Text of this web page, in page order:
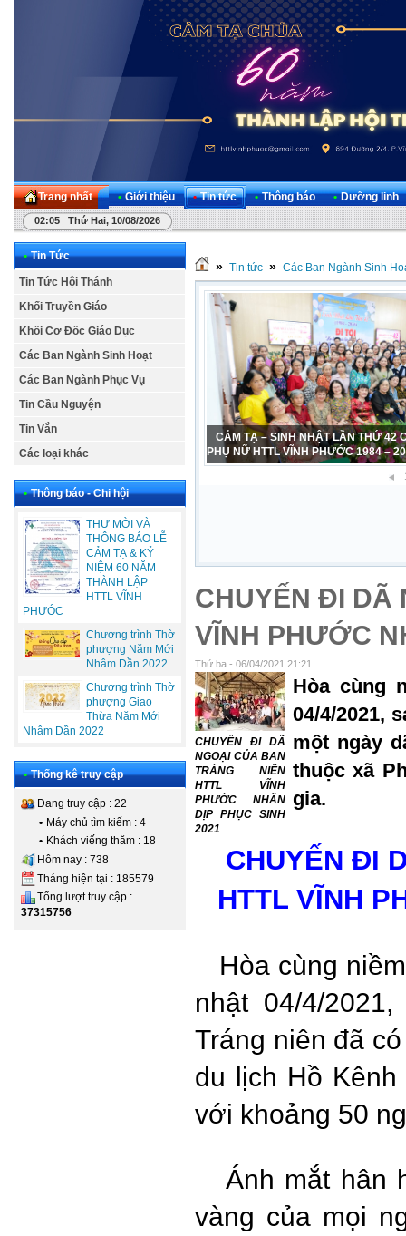
Trang nhất • Giới thiệu • Tin tức • Thông báo • Dưỡng linh
02:05 Thứ Hai, 10/08/2026
• Tin Tức
Tin Tức Hội Thánh
Khối Truyền Giáo
Khối Cơ Đốc Giáo Dục
Các Ban Ngành Sinh Hoạt
Các Ban Ngành Phục Vụ
Tin Cầu Nguyện
Tin Vắn
Các loại khác
• Thông báo - Chi hội
THƯ MỜI VÀ
THÔNG BÁO LỄ
CẢM TẠ & KỶ
NIỆM 60 NĂM
THÀNH LẬP
HTTL VĨNH
PHƯÓC
Chương trình Thờ
phượng Năm Mới
Nhâm Dần 2022
Chương trình Thờ
phượng Giao
Thừa Năm Mới
Nhâm Dần 2022
• Thống kê truy cập
Đang truy cập : 22
• Máy chủ tìm kiếm : 4
• Khách viếng thăm : 18
Hôm nay : 738
Tháng hiện tại : 185579
Tổng lượt truy cập :
37315756
» Tin tức » Các Ban Ngành Sinh
CẢM TẠ – SINH NHẬT LẦN THỨ 42
PHỤ NỮ HTTL VĨNH PHƯỚC 1984 –
CHUYẾN ĐI DÃ
VĨNH PHƯỚC
Thứ ba - 06/04/2021 21:21
CHUYẾN ĐI DÃ
NGOẠI CỦA BAN
TRÁNG NIÊN
HTTL VĨNH
PHƯỚC NHÂN
DỊP PHỤC SINH
2021
Hòa cùng
04/4/2021,
một ngày
thuộc xã
gia.
CHUYẾN ĐI
HTTL VĨNH
Hòa cùng
nhật 04/4/
Tráng niên đã
du lịch Hồ
với khoảng 50
Ánh mắt hân
vàng của mọi